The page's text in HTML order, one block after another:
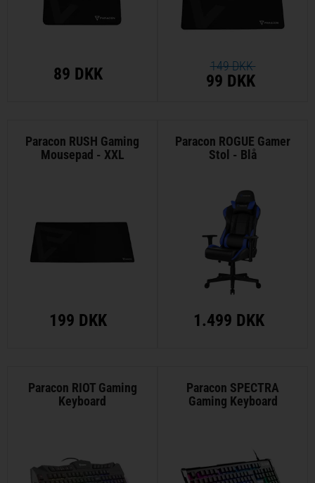
89 DKK 149 DKK
99 DKK
Paracon RUSH Gaming
Mousepad - XXL
199 DKK
Paracon ROGUE Gamer
Stol - Blå
1.499 DKK
Paracon RIOT Gaming
Keyboard
Paracon SPECTRA
Gaming Keyboard